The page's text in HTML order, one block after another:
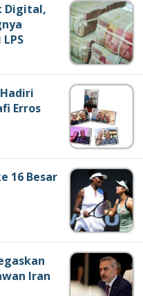
Digital,
Erros
16 Besar
Iran